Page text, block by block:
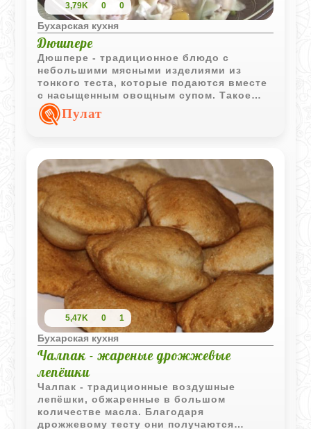
3,79K 0 0
Бухарская кухня
Дюшпере
Дюшпере - традиционное блюдо с
небольшими мясными изделиями из
тонкого теста, которые подаются вместе
с насыщенным овощным супом. Такое
сочетание делает блюдо одновременно
сытным и очень ароматным.
Пулат
5,47K 0 1
Бухарская кухня
Чалпак - жареные дрожжевые
лепёшки
Чалпак - традиционные воздушные
лепёшки, обжаренные в большом
количестве масла. Благодаря
дрожжевому тесту они получаются